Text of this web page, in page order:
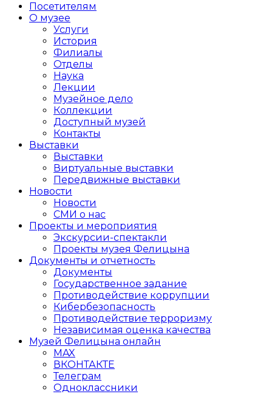
Посетителям
О музее
Услуги
История
Филиалы
Отделы
Наука
Лекции
Музейное дело
Коллекции
Доступный музей
Контакты
Выставки
Выставки
Виртуальные выставки
Передвижные выставки
Новости
Новости
СМИ о нас
Проекты и мероприятия
Экскурсии-спектакли
Проекты музея Фелицына
Документы и отчетность
Документы
Государственное задание
Противодействие коррупции
Кибер­безопасность
Противодействие терроризму
Независимая оценка качества
Музей Фелицына онлайн
MAX
ВКОНТАКТЕ
Телеграм
Одноклассники